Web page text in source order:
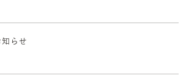
らせ